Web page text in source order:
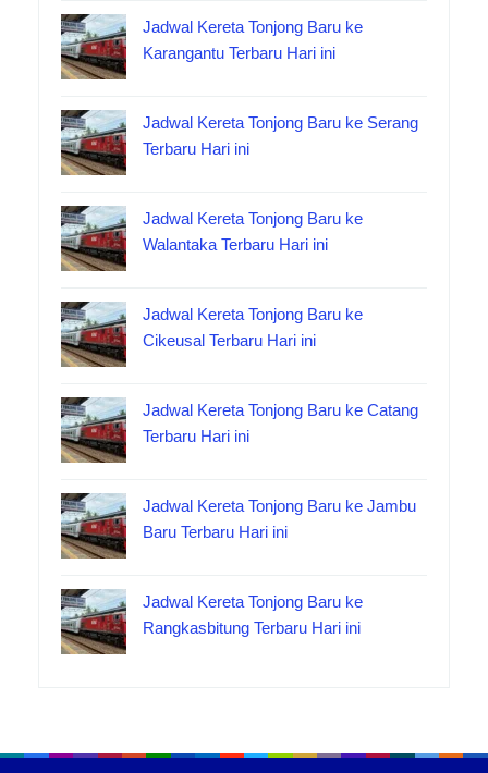
Jadwal Kereta Tonjong Baru ke
Karangantu Terbaru Hari ini
Jadwal Kereta Tonjong Baru ke Serang
Terbaru Hari ini
Jadwal Kereta Tonjong Baru ke
Walantaka Terbaru Hari ini
Jadwal Kereta Tonjong Baru ke
Cikeusal Terbaru Hari ini
Jadwal Kereta Tonjong Baru ke Catang
Terbaru Hari ini
Jadwal Kereta Tonjong Baru ke Jambu
Baru Terbaru Hari ini
Jadwal Kereta Tonjong Baru ke
Rangkasbitung Terbaru Hari ini